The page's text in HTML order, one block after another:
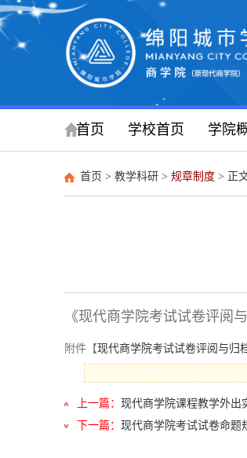
首页 学校首页 学院
首页 > 教学科研 > 规章制度 > 正
《现代商学院考试试卷评阅
附件【现代商学院考试试卷评阅与归
上一篇： 现代商学院课程教学外出
下一篇： 现代商学院考试试卷命题